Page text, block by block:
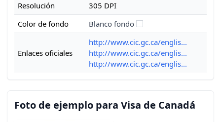
Resolución
305 DPI
Color de fondo
Blanco fondo
Enlaces oficiales
http://www.cic.gc.ca/englis...
http://www.cic.gc.ca/englis...
http://www.cic.gc.ca/englis...
Foto de ejemplo para Visa de Canadá